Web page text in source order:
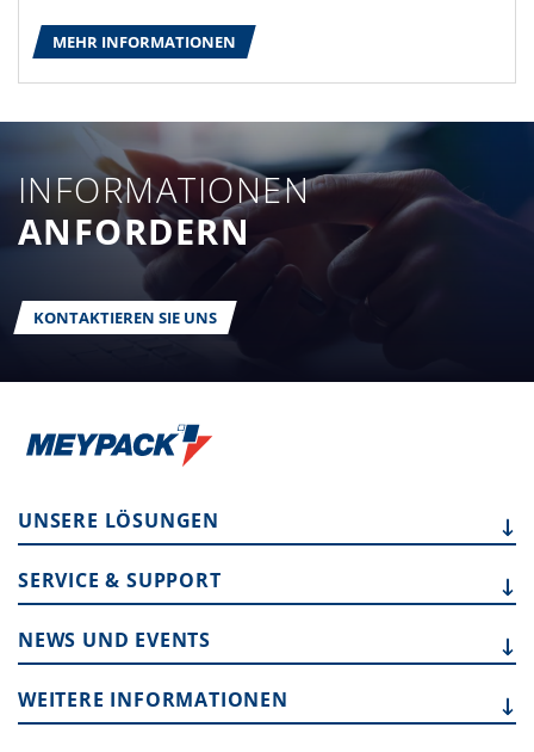
MEHR INFORMATIONEN
INFORMATIONEN
ANFORDERN
KONTAKTIEREN SIE UNS
UNSERE LÖSUNGEN
SERVICE & SUPPORT
NEWS UND EVENTS
WEITERE INFORMATIONEN